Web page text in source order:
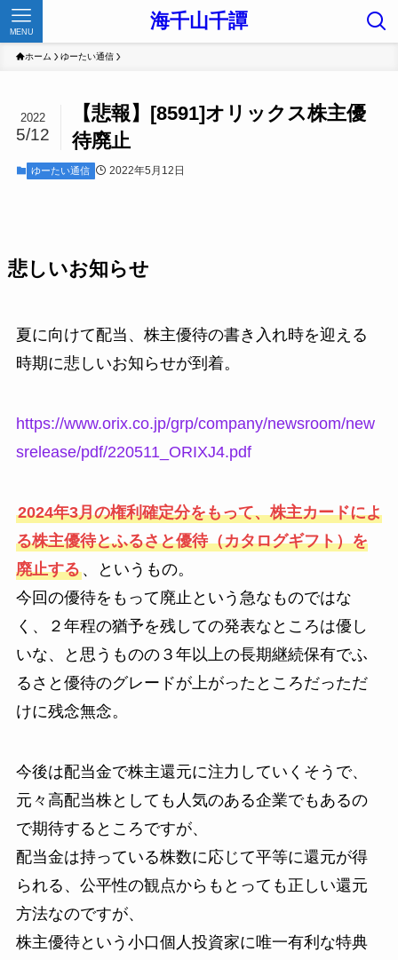
海千山千譚
MENU
ホーム ゆーたい通信
【悲報】[8591]オリックス株主優
待廃止
2022
5/12
ゆーたい通信 2022年5月12日
悲しいお知らせ
夏に向けて配当、株主優待の書き入れ時を迎える
時期に悲しいお知らせが到着。
https://www.orix.co.jp/grp/company/newsroom/new
srelease/pdf/220511_ORIXJ4.pdf
2024年3月の権利確定分をもって、株主カードによ
る株主優待とふるさと優待（カタログギフト）を
廃止する、というもの。
今回の優待をもって廃止という急なものではな
く、２年程の猶予を残しての発表なところは優し
いな、と思うものの３年以上の長期継続保有でふ
るさと優待のグレードが上がったところだっただ
けに残念無念。
今後は配当金で株主還元に注力していくそうで、
元々高配当株としても人気のある企業でもあるの
で期待するところですが、
配当金は持っている株数に応じて平等に還元が得
られる、公平性の観点からもとっても正しい還元
方法なのですが、
株主優待という小口個人投資家に唯一有利な特典